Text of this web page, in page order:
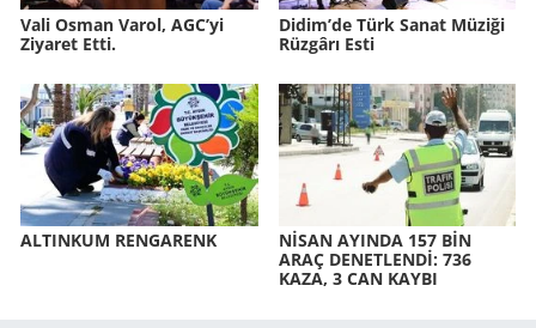
Vali Osman Varol, AGC’yi
Ziyaret Etti.
Didim’de Türk Sanat Mü­zi­ği
Rüz­gâ­rı Esti
AL­TIN­KUM REN­GA­RENK
NİSAN AYIN­DA 157 BİN
ARAÇ DE­NET­LENDİ: 736
KAZA, 3 CAN KAYBI